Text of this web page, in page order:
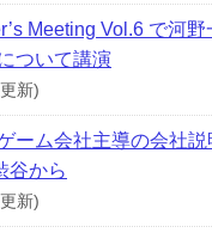
Meeting Vol.6 で河
ついて講演
新)
ーム会社主導の会社説
谷から
新)